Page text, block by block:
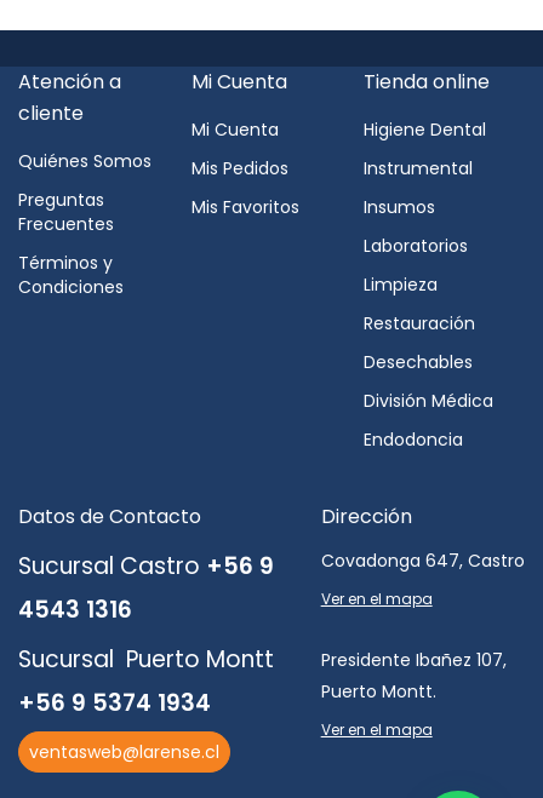
Atención a
cliente
Quiénes Somos
Preguntas
Frecuentes
Términos y
Condiciones
Mi Cuenta
Mi Cuenta
Mis Pedidos
Mis Favoritos
Tienda online
Higiene Dental
Instrumental
Insumos
Laboratorios
Limpieza
Restauración
Desechables
División Médica
Endodoncia
Datos de Contacto
Sucursal Castro +56 9
4543 1316
Sucursal Puerto Montt
+56 9 5374 1934
ventasweb@larense.cl
Dirección
Covadonga 647, Castro
Ver en el mapa
Presidente Ibañez 107,
Puerto Montt.
Ver en el mapa